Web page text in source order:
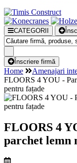
CATEGORII
Înscriere firmă
Home Amenajari
FLOORS 4 YOU -
pentru fațade
FLOORS 4
parchet lemn